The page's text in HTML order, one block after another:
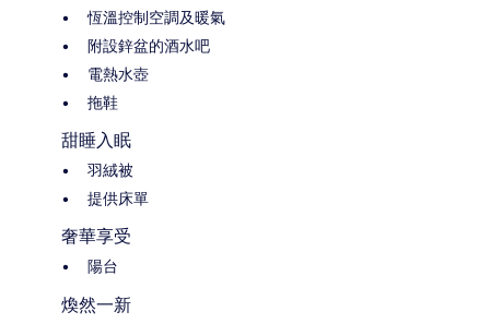
恆溫控制空調及暖氣
附設鋅盆的酒水吧
電熱水壺
拖鞋
甜睡入眠
羽絨被
提供床單
奢華享受
陽台
煥然一新